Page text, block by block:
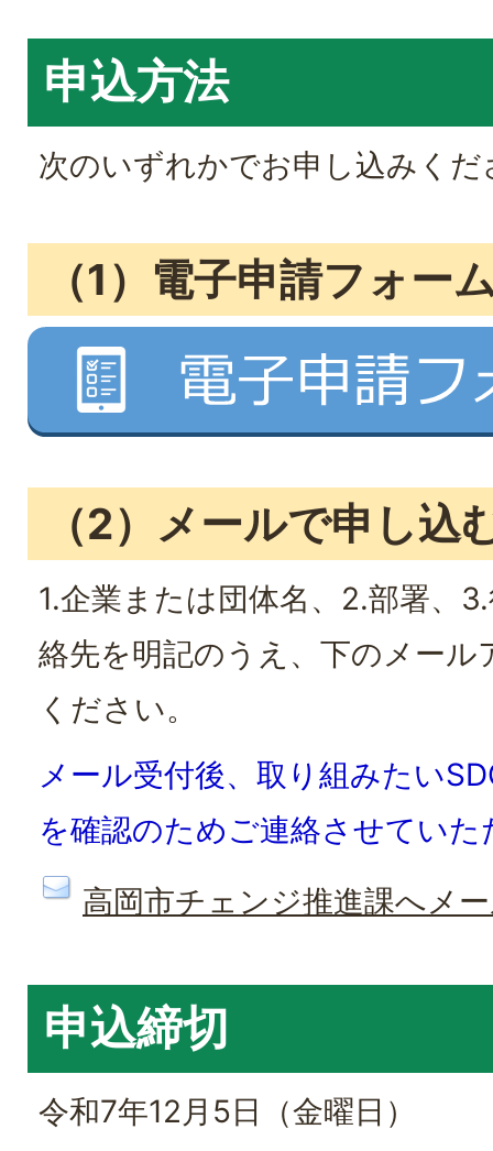
申込方法
次のいずれかでお申し込みくだ
（1）電子申請フォー
（2）メールで申し込
1.企業または団体名、2.部署、
絡先を明記のうえ、下のメール
ください。
メール受付後、取り組みたい
を確認のためご連絡させていた
高岡市チェンジ推進課へメ
申込締切
令和7年12月5日（金曜日）